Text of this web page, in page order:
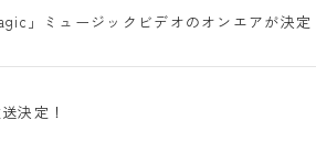
」ミュージックビデオのオンエアが決定
決定！